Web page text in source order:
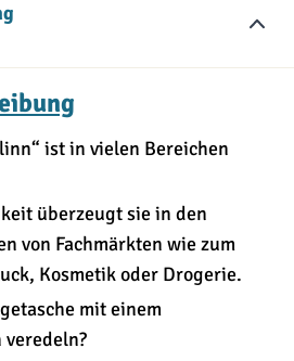
ist in vielen Bereichen
überzeugt sie in den
von Fachmärkten wie zum
Kosmetik oder Drogerie.
mit einem